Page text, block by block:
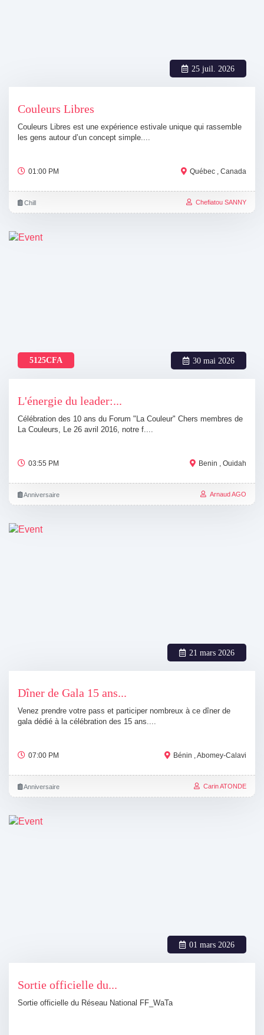
Couleurs Libres
Couleurs Libres est une expérience estivale unique qui rassemble
les gens autour d’un concept simple....
25 juil. 2026
01:00 PM Québec , Canada
Chill Chefiatou SANNY
L'énergie du leader:...
Célébration des 10 ans du Forum "La Couleur" Chers membres de
La Couleurs, Le 26 avril 2016, notre f....
30 mai 2026
03:55 PM Benin , Ouidah
Anniversaire
5125CFA
Arnaud AGO
Dîner de Gala 15 ans...
Venez prendre votre pass et participer nombreux à ce dîner de
gala dédié à la célébration des 15 ans....
21 mars 2026
07:00 PM Bénin , Abomey-Calavi
Anniversaire Carin ATONDE
Sortie officielle du...
Sortie officielle du Réseau National FF_WaTa
01 mars 2026